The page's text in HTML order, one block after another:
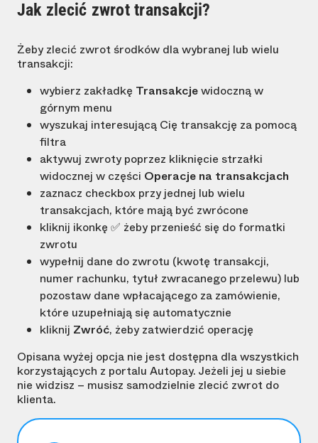
Jak zlecić zwrot transakcji?
Żeby zlecić zwrot środków dla wybranej lub wielu
transakcji:
wybierz zakładkę Transakcjewidoczną w
górnym menu
wyszukaj interesującą Cię transakcję za pomocą
filtra
aktywuj zwroty poprzez kliknięcie strzałki
widocznej w części Operacje na transakcjach
zaznacz checkbox przy jednej lub wielu
transakcjach, które mają być zwrócone
kliknij ikonkę ✅ żeby przenieść się do formatki
zwrotu
wypełnij dane do zwrotu (kwotę transakcji,
numer rachunku, tytuł zwracanego przelewu) lub
pozostaw dane wpłacającego za zamówienie,
które uzupełniają się automatycznie
kliknij Zwróć, żeby zatwierdzić operację
Opisana wyżej opcja nie jest dostępna dla wszystkich
korzystających z portalu Autopay. Jeżeli jej u siebie
nie widzisz – musisz samodzielnie zlecić zwrot do
klienta.